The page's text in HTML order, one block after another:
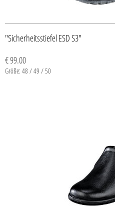
"Sicherheitsstiefel ESD S3"
€ 99.00
Größe: 48 / 49 / 50